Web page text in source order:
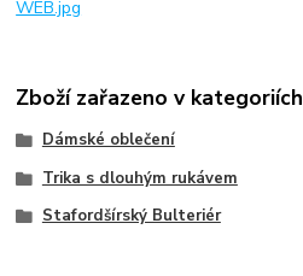
WEB.jpg
Zboží zařazeno v kategoriích
Dámské oblečení
Trika s dlouhým rukávem
Stafordšírský Bulteriér